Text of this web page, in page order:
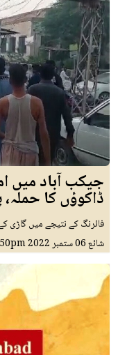
جیکب آباد میں
ڈاکوؤں کا
فائرنگ کے نتیجے میں گاڑی
شائع06 ستمبر 2022